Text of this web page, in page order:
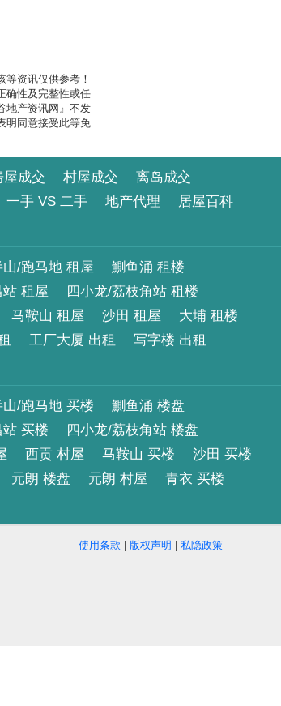
资讯仅供参考！
确性及完整性或任
地产资讯网』不发
明同意接受此等免
屋成交 村屋成交
离岛成交
一手 VS 二手 地产代理
居屋百科
山/跑马地 租屋
鰂鱼涌 租楼
租屋
四小龙/荔枝角站 租楼
马鞍山 租屋 沙田 租屋
大埔 租楼
工厂大厦 出租
写字楼 出租
山/跑马地 买楼
鰂鱼涌 楼盘
买楼
四小龙/荔枝角站 楼盘
西贡 村屋 马鞍山 买楼
沙田 买楼
元朗 楼盘 元朗 村屋
青衣 买楼
使用条款 | 版权声明 | 私隐政策